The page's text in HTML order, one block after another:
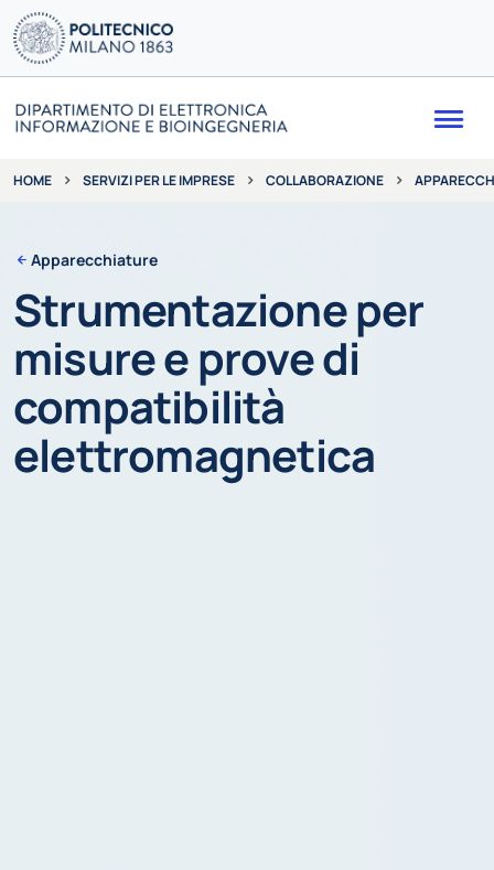
HOME SERVIZI PER LE IMPRESE COLLABORAZIONE
Apparecchiature
Strumentazione per
misure e prove di
compatibilità
elettromagnetica